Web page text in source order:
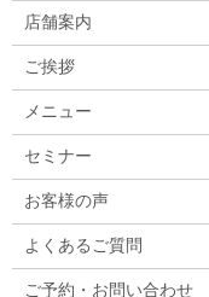
店舗案内
ご挨拶
メニュー
セミナー
お客様の声
よくあるご質問
ご予約・お問い合わせ